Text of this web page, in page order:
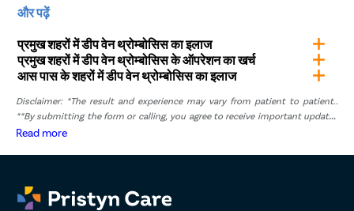
सर्जरी के 3-4 दिन पहले से शराब या धूम्रपान के सेवन से बचें।
डीप वेन सर्जरी के बाद तेज रिकवरी के टिप्स
अच्छी नींद लें और जितना हो सके आराम करें।
फाइबर, प्रोटीन और विटामिन से भरपूर डाइट का चयन करें। एक
अच्छी डाइट हीलिंग प्रक्रिया में आपकी मदद कर सकती है।
यदि आप किसी असामान्य लक्षण का अनुभव करते हैं तो तुरंत डॉक्टर से
बात करें।
और पढ़ें
प्रमुख शहरों में डीप वेन थ्रोम्बोसिस का इलाज
प्रमुख शहरों में डीप वेन थ्रोम्बोसिस के ऑपरेशन का खर्च
आस पास के शहरों में डीप वेन थ्रोम्बोसिस का इलाज
Disclaimer: *The result and experience may vary from patient to patient..
**By submitting the form or calling, you agree to receive important updates
and marketing communications.
Read more